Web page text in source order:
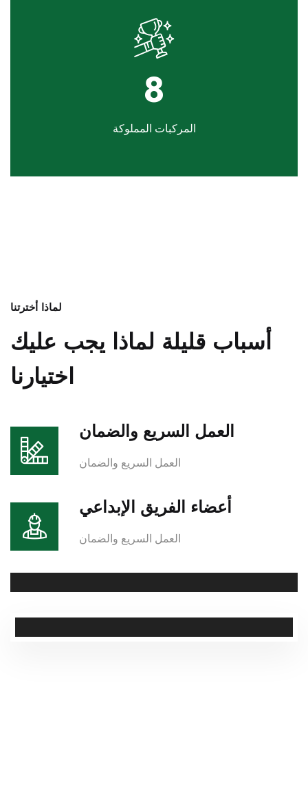
10
المركبات المملوكة
لماذا أخترتنا
أسباب قليلة لماذا يجب عليك
اختيارنا
العمل السريع والضمان
العمل السريع والضمان
أعضاء الفريق الإبداعي
العمل السريع والضمان